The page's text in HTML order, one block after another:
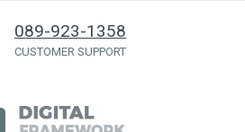
089-923-1358
CUSTOMER SUPPORT